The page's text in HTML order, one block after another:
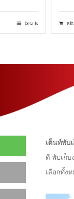
Details หยิ
เต็นท์พับ
ดี พับเก็
เลือกทั้ง